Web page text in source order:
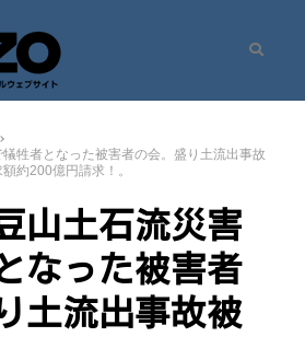
憲三 Official Site
牲者となった被害者の会。盛り土流出事故
約200億円請求！。
山土石流災害
なった被害者
土流出事故被